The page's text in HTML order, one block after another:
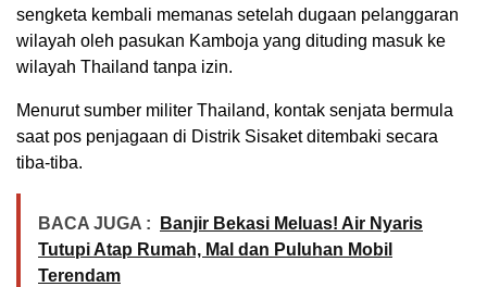
sengketa kembali memanas setelah dugaan pelanggaran
wilayah oleh pasukan Kamboja yang dituding masuk ke
wilayah Thailand tanpa izin.
Menurut sumber militer Thailand, kontak senjata bermula
saat pos penjagaan di Distrik Sisaket ditembaki secara
tiba-tiba.
BACA JUGA :
Banjir Bekasi Meluas! Air Nyaris
Tutupi Atap Rumah, Mal dan Puluhan Mobil
Terendam